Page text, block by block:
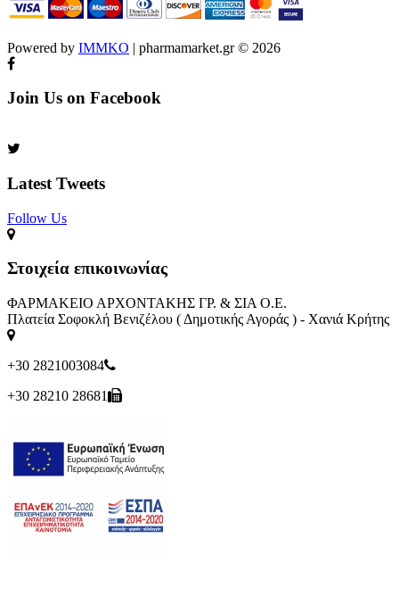
Powered by IMMKO | pharmamarket.gr © 2026
Join Us on Facebook
Latest Tweets
Follow Us​
Στοιχεία επικοινωνίας
ΦΑΡΜΑΚΕΙΟ ΑΡΧΟΝΤΑΚΗΣ ΓΡ. & ΣΙΑ Ο.Ε.
Πλατεία Σοφοκλή Βενιζέλου ( Δημοτικής Αγοράς ) - Χανιά Κρήτης
+30 2821003084
+30 28210 28681